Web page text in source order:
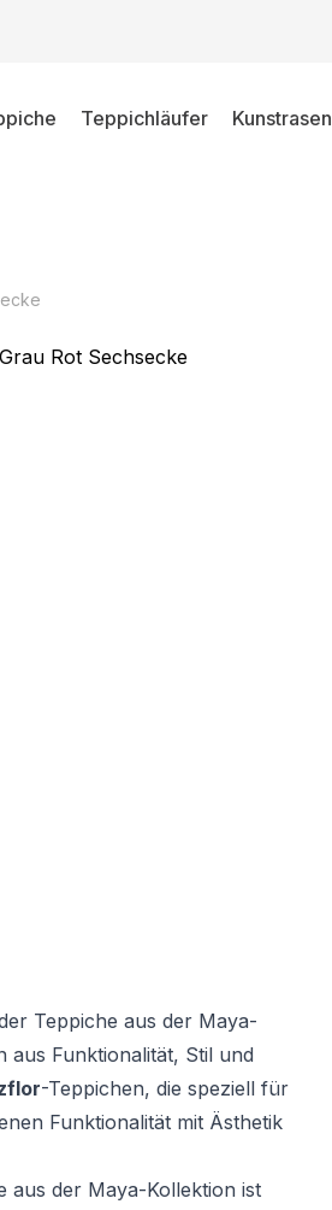
Teppichläufer Kunstrasen
Teppiche aus der Maya-
aus Funktionalität, Stil und
-Teppichen, die speziell für
Funktionalität mit Ästhetik
aus der Maya-Kollektion ist